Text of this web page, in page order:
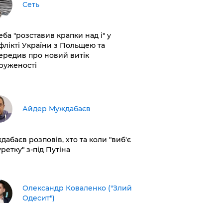
Сеть
"розставив крапки над і" у
України з Польщею та
про новий витік
Айдер Муждабаєв
розповів, хто та коли "виб'є
з-під Путіна
Олександр Коваленко ("Злий
Одесит")